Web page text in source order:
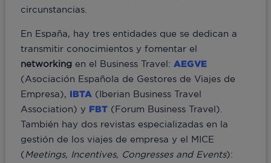
circunstancias.
En España, hay tres entidades que se dedican a
transmitir conocimientos y fomentar el
networkingen el Business Travel: AEGVE
(Asociación Española de Gestores de Viajes de
Empresa), IBTA (Iberian Business Travel
Association) y FBT(Forum Business Travel).
También hay dos revistas especializadas en la
gestión de los viajes de empresa y el MICE
(Meetings, Incentives, Congresses and Events):